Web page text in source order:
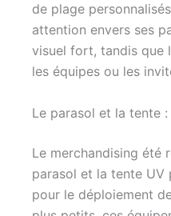
de plage
attention envers ses
visuel fort, tandis que
les équipes ou les
Le parasol et la tente
Le merchandising été
parasol et la tente UV
pour le déploiement